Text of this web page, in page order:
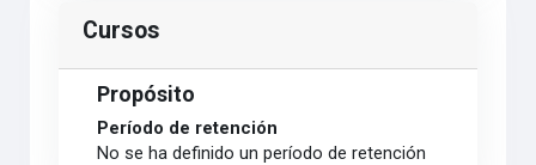
Cursos
Propósito
Período de retención
No se ha definido un período de retención